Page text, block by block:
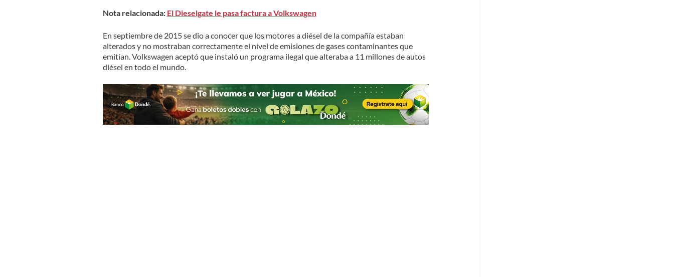
Nota relacionada: El Dieselgate le pasa factura a Volkswagen
En septiembre de 2015 se dio a conocer que los motores a diésel de la compañía estaban
alterados y no mostraban correctamente el nivel de emisiones de gases contaminantes que
emitían. Volkswagen aceptó que instaló un programa ilegal que alteraba a 11 millones de autos
diésel en todo el mundo.